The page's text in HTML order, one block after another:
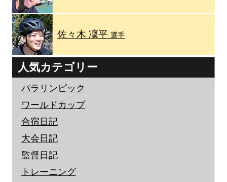
佐々木 凜平選手
人気カテゴリー
パラリンピック
ワールドカップ
合宿日記
大会日記
監督日記
トレーニング